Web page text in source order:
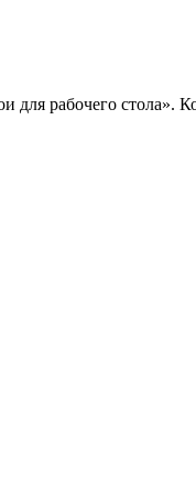
для рабочего стола».